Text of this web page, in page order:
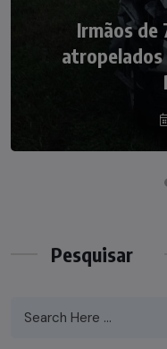
Irmãos de
atropelados
Nádia
palco do
Pesquisar